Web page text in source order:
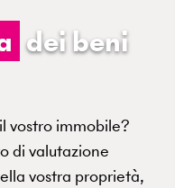
dei beni
vostro immobile?
di valutazione
vostra proprietà,